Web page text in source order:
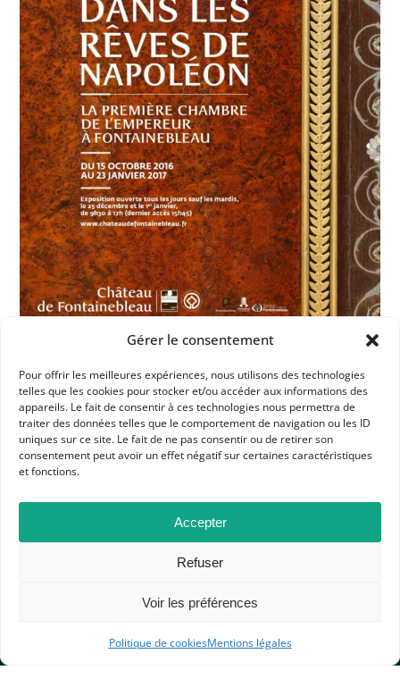
Gérer le consentement
Pour offrir les meilleures expériences, nous utilisons des technologies
telles que les cookies pour stocker et/ou accéder aux informations des
appareils. Le fait de consentir à ces technologies nous permettra de
traiter des données telles que le comportement de navigation ou les ID
uniques sur ce site. Le fait de ne pas consentir ou de retirer son
consentement peut avoir un effet négatif sur certaines caractéristiques
et fonctions.
Accepter
Refuser
Voir les préférences
Politique de cookiesMentions légales
Dans les catégories
ACTUALITÉS
CULTURE L'APHG VOUS SIGNALE
APHG